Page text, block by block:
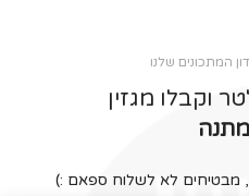
המתכונים שלנו
וקבלו מגזין
מתנה
מבטיחים לא לשלוח ספאם :)